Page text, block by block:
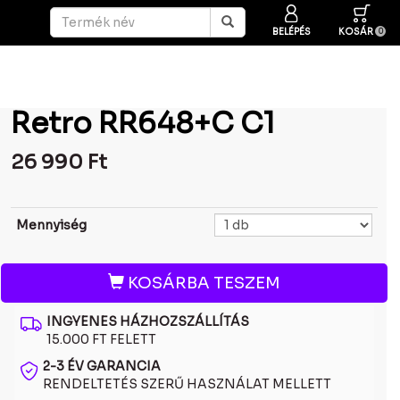
BELÉPÉS KOSÁR 0
Retro RR648+C C1
26 990 Ft
Mennyiség
KOSÁRBA TESZEM
INGYENES HÁZHOZSZÁLLÍTÁS
15.000 FT FELETT
2-3 ÉV GARANCIA
RENDELTETÉS SZERŰ HASZNÁLAT MELLETT